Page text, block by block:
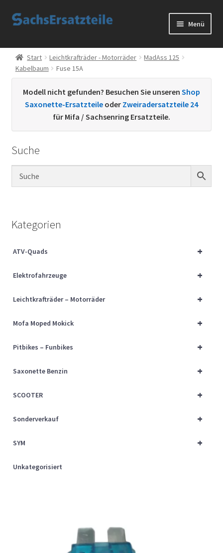
Zur
Zum
Menü
Start
AGB
Datenschutzerklärung
Kontakt
Sachs Ersatzteile
Über uns
Start Leichtkrafträder - Motorräder
MadAss 125
Kabelbaum
Fuse 15A
Modell nicht gefunden? Besuchen Sie unseren Shop
Saxonette-Ersatzteile oder Zweiradersatzteile 24
für Mifa / Sachsenring Ersatzteile.
Suche
Kategorien
+
ATV-Quads
+
Elektrofahrzeuge
+
Leichtkrafträder – Motorräder
+
Mofa Moped Mokick
+
Pitbikes – Funbikes
+
Saxonette Benzin
+
SCOOTER
+
Sonderverkauf
+
SYM
Unkategorisiert